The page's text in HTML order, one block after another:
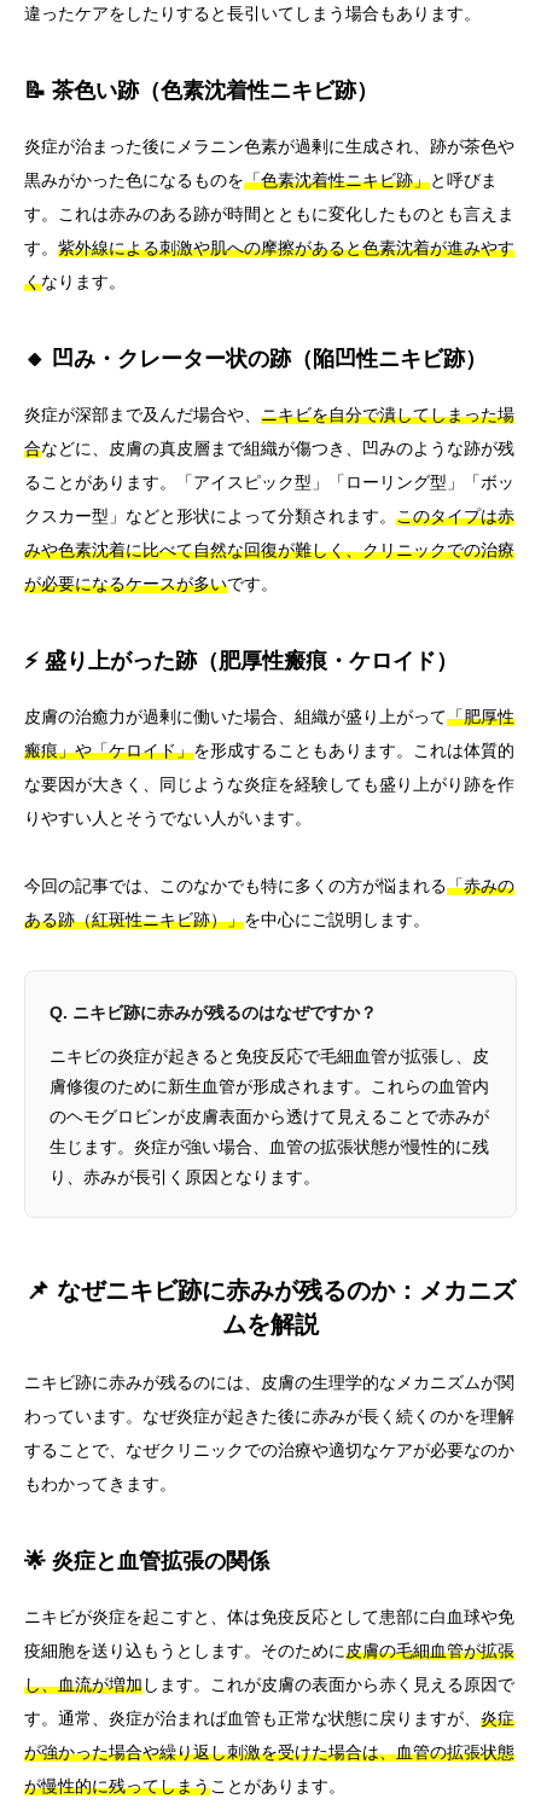
違ったケアをしたりすると長引いてしまう場合もあります。
📝 茶色い跡（色素沈着性ニキビ跡）
炎症が治まった後にメラニン色素が過剰に生成され、跡が茶色や
黒みがかった色になるものを「色素沈着性ニキビ跡」と呼びま
す。これは赤みのある跡が時間とともに変化したものとも言えま
す。 紫外線による刺激や肌への摩擦があると色素沈着が進みやす
くなります。
🔸 凹み・クレーター状の跡（陥凹性ニキビ跡）
炎症が深部まで及んだ場合や、 ニキビを自分で潰してしまった場
合などに、皮膚の真皮層まで組織が傷つき、凹みのような跡が残
ることがあります。「アイスピック型」「ローリング型」「ボッ
クスカー型」などと形状によって分類されます。 このタイプは赤
みや色素沈着に比べて自然な回復が難しく、クリニックでの治療
が必要になるケースが多いです。
⚡ 盛り上がった跡（肥厚性瘢痕・ケロイド）
皮膚の治癒力が過剰に働いた場合、組織が盛り上がって「肥厚性
瘢痕」や「ケロイド」を形成することもあります。これは体質的
な要因が大きく、同じような炎症を経験しても盛り上がり跡を作
りやすい人とそうでない人がいます。
今回の記事では、このなかでも特に多くの方が悩まれる「赤みの
ある跡（紅斑性ニキビ跡）」を中心にご説明します。
Q. ニキビ跡に赤みが残るのはなぜですか？
ニキビの炎症が起きると免疫反応で毛細血管が拡張し、皮
膚修復のために新生血管が形成されます。これらの血管内
のヘモグロビンが皮膚表面から透けて見えることで赤みが
生じます。炎症が強い場合、血管の拡張状態が慢性的に残
り、赤みが長引く原因となります。
📌 なぜニキビ跡に赤みが残るのか：メカニズ
ムを解説
ニキビ跡に赤みが残るのには、皮膚の生理学的なメカニズムが関
わっています。なぜ炎症が起きた後に赤みが長く続くのかを理解
することで、なぜクリニックでの治療や適切なケアが必要なのか
もわかってきます。
🌟 炎症と血管拡張の関係
ニキビが炎症を起こすと、体は免疫反応として患部に白血球や免
疫細胞を送り込もうとします。そのために皮膚の毛細血管が拡張
し、血流が増加します。これが皮膚の表面から赤く見える原因で
す。通常、炎症が治まれば血管も正常な状態に戻りますが、 炎症
が強かった場合や繰り返し刺激を受けた場合は、血管の拡張状態
が慢性的に残ってしまうことがあります。